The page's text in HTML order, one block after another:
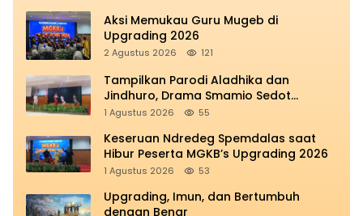
Aksi Memukau Guru Mugeb di
Upgrading 2026
2 Agustus 2026 121
Tampilkan Parodi Aladhika dan
Jindhuro, Drama Smamio Sedot
Perhatian di MGKB Upgrading 2026
1 Agustus 2026 55
Keseruan Ndredeg Spemdalas saat
Hibur Peserta MGKB’s Upgrading 2026
1 Agustus 2026 53
Upgrading, Imun, dan Bertumbuh
dengan Benar